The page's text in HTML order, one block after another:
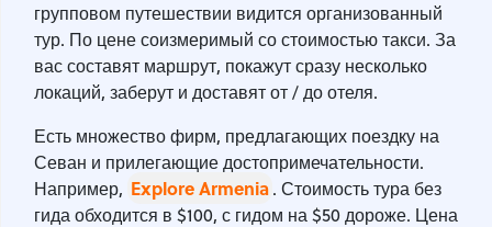
групповом путешествии видится организованный
тур. По цене соизмеримый со стоимостью такси. За
вас составят маршрут, покажут сразу несколько
локаций, заберут и доставят от / до отеля.
Есть множество фирм, предлагающих поездку на
Севан и прилегающие достопримечательности.
Например, Explore Armenia. Стоимость тура без
гида обходится в $100, с гидом на $50 дороже. Цена